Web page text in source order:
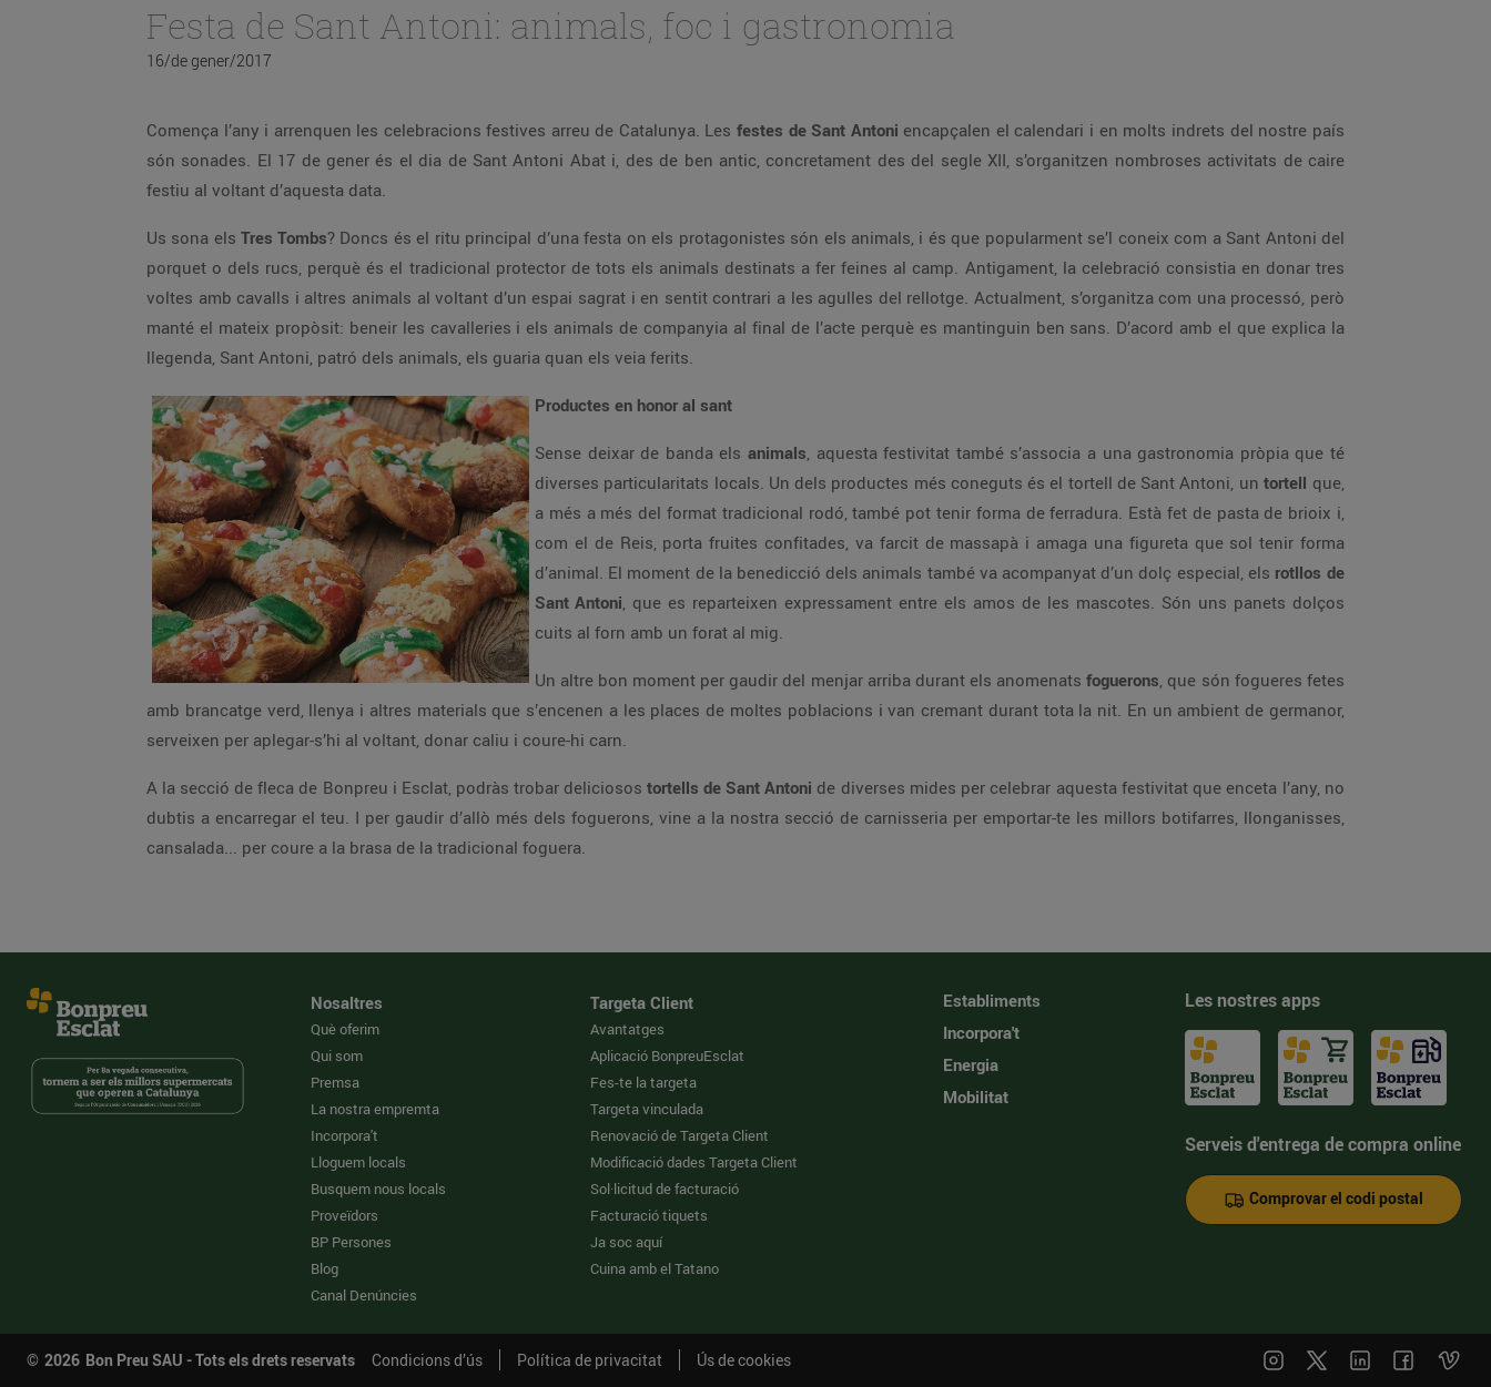
Festa de Sant Antoni: animals, foc i gastronomia
16/de gener/2017
Comença l’any i arrenquen les celebracions festives arreu de Catalunya. Les festes de Sant Antoni encapçalen el calendari i en molts indrets del nostre país
són sonades. El 17 de gener és el dia de Sant Antoni Abat i, des de ben antic, concretament des del segle XII, s’organitzen nombroses activitats de caire
festiu al voltant d’aquesta data.
Us sona els Tres Tombs? Doncs és el ritu principal d’una festa on els protagonistes són els animals, i és que popularment se’l coneix com a Sant Antoni del
porquet o dels rucs, perquè és el tradicional protector de tots els animals destinats a fer feines al camp. Antigament, la celebració consistia en donar tres
voltes amb cavalls i altres animals al voltant d’un espai sagrat i en sentit contrari a les agulles del rellotge. Actualment, s’organitza com una processó, però
manté el mateix propòsit: beneir les cavalleries i els animals de companyia al final de l’acte perquè es mantinguin ben sans. D’acord amb el que explica la
llegenda, Sant Antoni, patró dels animals, els guaria quan els veia ferits.
Productes en honor al sant
Sense deixar de banda els animals, aquesta festivitat també s’associa a una gastronomia pròpia que té
diverses particularitats locals. Un dels productes més coneguts és el tortell de Sant Antoni, un tortell que,
a més a més del format tradicional rodó, també pot tenir forma de ferradura. Està fet de pasta de brioix i,
com el de Reis, porta fruites confitades, va farcit de massapà i amaga una figureta que sol tenir forma
d’animal. El moment de la benedicció dels animals també va acompanyat d’un dolç especial, els rotllos de
Sant Antoni, que es reparteixen expressament entre els amos de les mascotes. Són uns panets dolços
cuits al forn amb un forat al mig.
Un altre bon moment per gaudir del menjar arriba durant els anomenats foguerons, que són fogueres fetes
amb brancatge verd, llenya i altres materials que s’encenen a les places de moltes poblacions i van cremant durant tota la nit. En un ambient de germanor,
serveixen per aplegar-s’hi al voltant, donar caliu i coure-hi carn.
A la secció de fleca de Bonpreu i Esclat, podràs trobar deliciosos tortells de Sant Antoni de diverses mides per celebrar aquesta festivitat que enceta l’any, no
dubtis a encarregar el teu. I per gaudir d’allò més dels foguerons, vine a la nostra secció de carnisseria per emportar-te les millors botifarres, llonganisses,
cansalada... per coure a la brasa de la tradicional foguera.
Nosaltres
Què oferim
Qui som
Premsa
La nostra empremta
Incorpora't
Lloguem locals
Busquem nous locals
Proveïdors
BP Persones
Blog
Canal Denúncies
Targeta Client
Avantatges
Aplicació BonpreuEsclat
Fes-te la targeta
Targeta vinculada
Renovació de Targeta Client
Modificació dades Targeta Client
Sol·licitud de facturació
Facturació tiquets
Ja soc aquí
Cuina amb el Tatano
Establiments
Incorpora't
Energia
Mobilitat
Les nostres apps
Serveis d'entrega de compra online
Comprovar el codi postal
© 2026 Bon Preu SAU - Tots els drets reservats Condicions d’ús Política de privacitat Ús de cookies